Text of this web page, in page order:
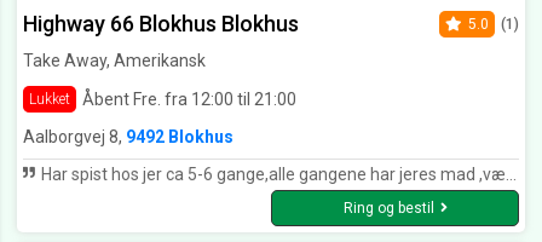
Highway 66 Blokhus Blokhus
Take Away, Amerikansk
Lukket Åbent Fre. fra 12:00 til 21:00
5.0 (1)
Aalborgvej 8, 9492 Blokhus
Har spist hos jer ca 5-6 gange,alle gangene har jeres mad ,været super dejligt,hyggelig ekspedition.Vi har været hos jer alene to personer,men også med gode venner.vi takker for god mad,og godt personale. Takkkkk. Arne og Joan. Susanne og Kjeld .Pia og Leif.
Ring og bestil